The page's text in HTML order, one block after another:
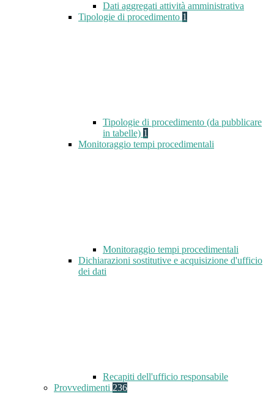
Dati aggregati attività amministrativa
Tipologie di procedimento 1
Tipologie di procedimento (da pubblicare
in tabelle) 1
Monitoraggio tempi procedimentali
Monitoraggio tempi procedimentali
Dichiarazioni sostitutive e acquisizione d'ufficio
dei dati
Recapiti dell'ufficio responsabile
Provvedimenti 236